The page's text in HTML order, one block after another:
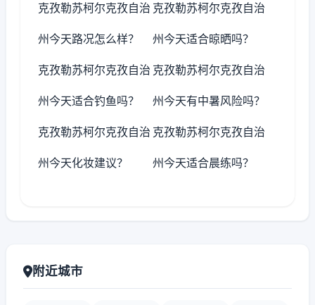
克孜勒苏柯尔克孜自治
州今天路况怎么样？
克孜勒苏柯尔克孜自治
州今天适合晾晒吗？
克孜勒苏柯尔克孜自治
州今天适合钓鱼吗？
克孜勒苏柯尔克孜自治
州今天有中暑风险吗？
克孜勒苏柯尔克孜自治
州今天化妆建议？
克孜勒苏柯尔克孜自治
州今天适合晨练吗？
附近城市